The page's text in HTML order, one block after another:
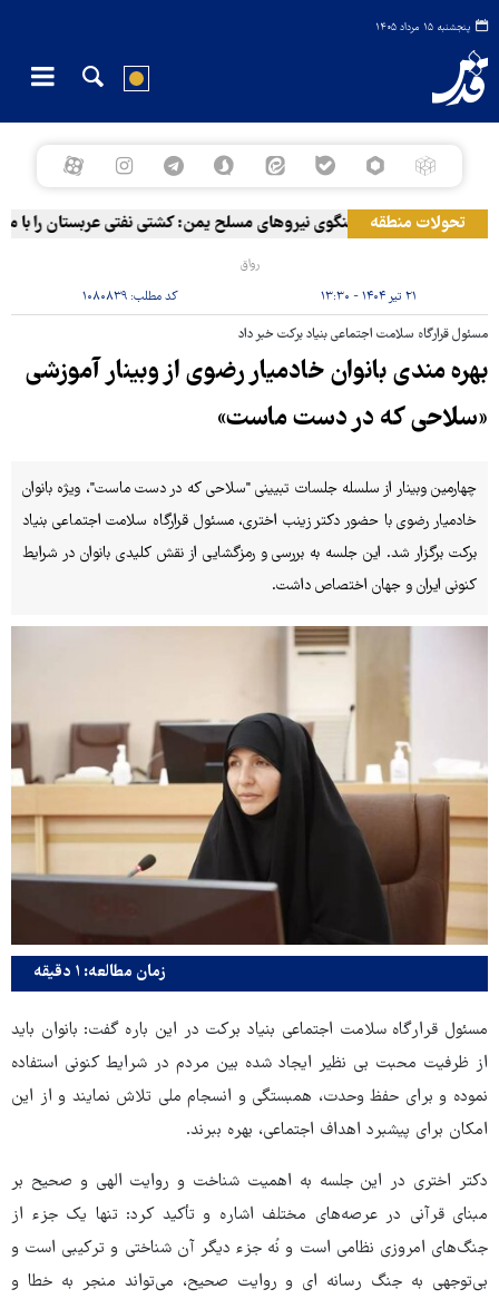
پنجشنبه ۱۵ مرداد ۱۴۰۵
تحولات منطقهسخنگوی نیروهای مسلح یمن: کشتی نفتی عربستان را با
رواق
۲۱ تیر ۱۴۰۴ - ۱۳:۳۰ کد مطلب: ۱۰۸۰۸۳۹
مسئول قرارگاه سلامت اجتماعی بنیاد برکت خبر داد
بهره مندی بانوان خادمیار رضوی از وبینار آموزشی
«سلاحی که در دست ماست»
چهارمین وبینار از سلسله جلسات تبیینی "سلاحی که در دست ماست"، ویژه بانوان
خادمیار رضوی با حضور دکتر زینب اختری، مسئول قرارگاه سلامت اجتماعی بنیاد
برکت برگزار شد. این جلسه به بررسی و رمزگشایی از نقش کلیدی بانوان در شرایط
کنونی ایران و جهان اختصاص داشت.
زمان مطالعه: ۱ دقیقه
مسئول قرارگاه سلامت اجتماعی بنیاد برکت در این باره گفت: بانوان باید
از ظرفیت محبت بی نظیر ایجاد شده بین مردم در شرایط کنونی استفاده
نموده و برای حفظ وحدت، همبستگی و انسجام ملی تلاش نمایند و از این
امکان برای پیشبرد اهداف اجتماعی، بهره ببرند.
دکتر اختری در این جلسه به اهمیت شناخت و روایت الهی و صحیح بر
مبنای قرآنی در عرصه‌های مختلف اشاره و تأکید کرد: تنها یک جزء از
جنگ‌های امروزی نظامی است و نُه جزء دیگر آن شناختی و ترکیبی است و
بی‌توجهی به جنگ رسانه ای و روایت صحیح، می‌تواند منجر به خطا و